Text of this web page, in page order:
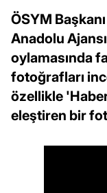
ÖSYM
Anadolu
oylamasında
fotoğrafları
özellikle
eleştiren bir